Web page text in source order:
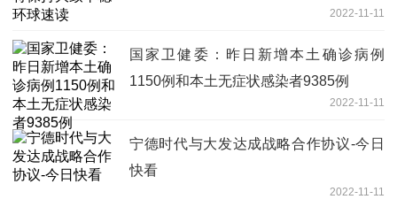
2022-11-11
国家卫健委：昨日新增本土确诊病例
1150例和本土无症状感染者9385例
2022-11-11
宁德时代与大发达成战略合作协议-今日
快看
2022-11-11